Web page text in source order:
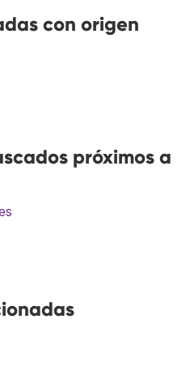
con origen
próximos a